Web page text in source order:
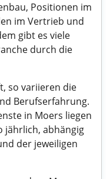
Positionen im
im Vertrieb und
gibt es viele
durch die
so variieren die
Berufserfahrung.
in Moers liegen
jährlich, abhängig
der jeweiligen